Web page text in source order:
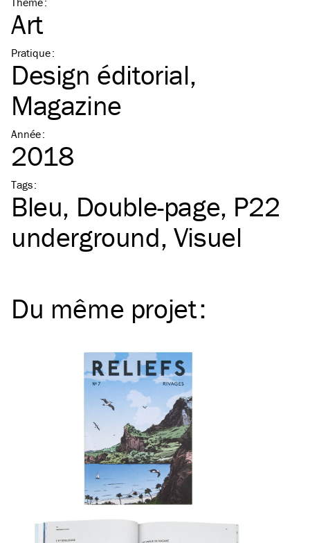
Art
Pratique:
Design éditorial
Magazine
Année:
2018
Tags:
Bleu Double-page P22
underground Visuel
Du même projet: